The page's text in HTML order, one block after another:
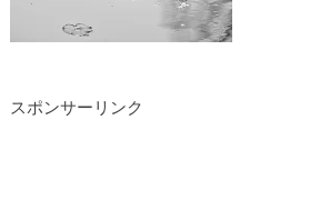
スポンサーリンク